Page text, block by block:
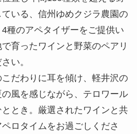
いる、信州ゆめクジラ農園の
種のアペタイザーをご提供い
育ったワインと野菜のペアリ
い。
だわりに耳を傾け、軽井沢の
風を感じながら、テロワール
とき。厳選されたワインと共
ロタイムをお過ごしくださ